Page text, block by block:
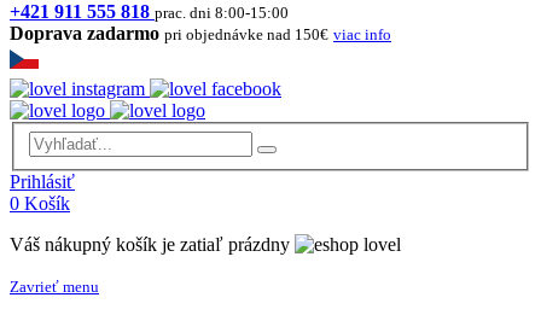
+421 911 555 818 prac. dni 8:00-15:00
Doprava zadarmo pri objednávke nad 150€ viac info
Prihlásiť
0 Košík
Váš nákupný košík je zatiaľ prázdny
Zavrieť menu